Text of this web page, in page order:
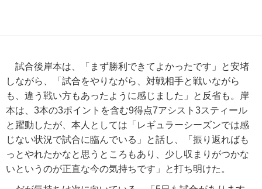
試合後岸本は、「まず勝利できてよかったです」と安堵
しながら、「試合をやりながら、対戦相手と戦いながら
も、違う戦い方もあったように感じました」と反省も。岸
本は、3本の3ポイントを含む9得点7アシスト3スティール
と躍動したが、本人としては「レギュラーシーズンでは感
じない状況で試合に臨んでいる」と話し、「振り返ればも
っとやれたかなと思うところもあり、少し収まりがつかな
いというのが正直な今の気持ちです」と打ち明けた。